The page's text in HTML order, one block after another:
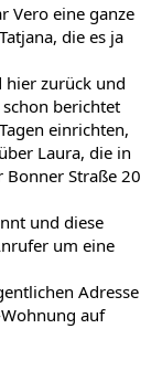
Vero eine ganze
die es ja
hier zurück und
berichtet
einrichten,
Laura, die in
Bonner Straße 20
und diese
um eine
Adresse
auf